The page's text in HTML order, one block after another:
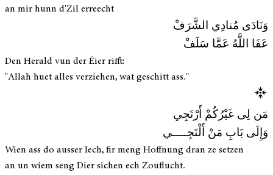
an mir hunn d'Zil erreecht
وَنَادَى مُنادِي الشَّرَفْ
عَفَا اللَّهُ عَمَّا سَلَفْ
Den Herald vun der Éier rifft:
"Allah huet alles verziehen, wat geschitt ass."
مَن لِى غَيْرُكُمْ أَرْتَجِي
وَإِلَى بَابِ مَنْ أَلْتَجِــــي
Wien ass do ausser Iech, fir meng Hoffnung dran ze setzen
an un wiem seng Dier sichen ech Zouflucht.